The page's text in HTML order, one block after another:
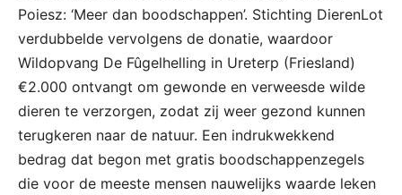
Poiesz: ‘Meer dan boodschappen’. Stichting DierenLot
verdubbelde vervolgens de donatie, waardoor
Wildopvang De Fûgelhelling in Ureterp (Friesland)
€2.000 ontvangt om gewonde en verweesde wilde
dieren te verzorgen, zodat zij weer gezond kunnen
terugkeren naar de natuur. Een indrukwekkend
bedrag dat begon met gratis boodschappenzegels
die voor de meeste mensen nauwelijks waarde leken